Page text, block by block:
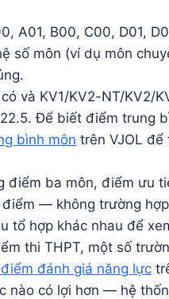
A01, B00, C00, D01,
số môn (ví dụ môn
và KV1/KV2-NT/KV2/
Để biết điểm trung
bình môn trên VJOL để
điểm ba môn, điểm ưu
— không trường
tổ hợp khác nhau để
thi THPT, một số
đánh giá năng lực
nào có lợi hơn — hệ